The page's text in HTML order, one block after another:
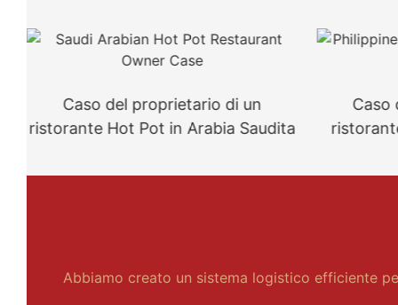
Caso del proprietario di un
ristorante Hot Pot in Arabia Saudita
Caso
Abbiamo creato un sistema logistico efficiente